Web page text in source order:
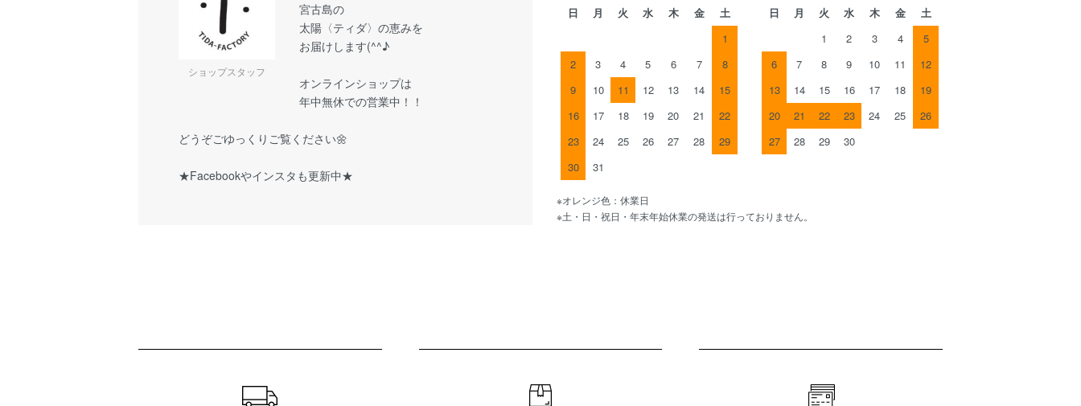
ショップスタッフ
宮古島の
太陽〈ティダ〉の恵みを
お届けします(^^♪
オンラインショップは
年中無休での営業中！！
どうぞごゆっくりご覧ください🌼
★Facebookやインスタも更新中★
日 月 火 水 木 金
土
1
2
3 4 5 6 7
8
9
10 11 12 13 14
15
16
17 18 19 20 21
22
23
24 25 26 27 28
29
30
31
日 月 火 水 木 金
土
1
2 3 4
5
6
7 8 9 10 11
12
13
14 15 16 17 18
19
20
21 22 23 24 25
26
27
28 29 30
※オレンジ色：休業日
※土・日・祝日・年末年始休業の発送は行っておりません。